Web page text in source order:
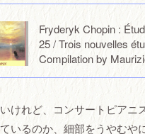
Fryderyk Chopin :
25 / Trois nouvelles
Compilation by
けれど、コンサートピアニ
いるのか、細部をうやむや